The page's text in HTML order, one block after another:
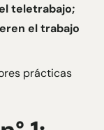
teletrabajo;
el trabajo
prácticas